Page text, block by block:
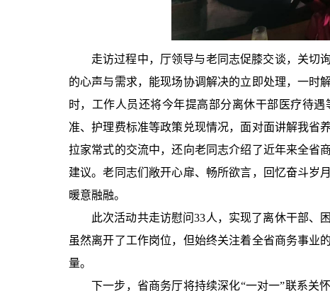
走访过程中，厅领导与老同志促膝交谈，关切
的心声与需求，能现场协调解决的立即处理，一时
时，工作人员还将今年提高部分离休干部医疗待
准、护理费标准等政策兑现情况，面对面讲解我省
拉家常式的交流中，还向老同志介绍了近年来全省
建议。老同志们敞开心扉、畅所欲言，回忆奋斗岁
暖意融融。
此次活动共走访慰问33人，实现了离休干部、
虽然离开了工作岗位，但始终关注着全省商务事业
量。
下一步，省商务厅将持续深化“一对一”联系关